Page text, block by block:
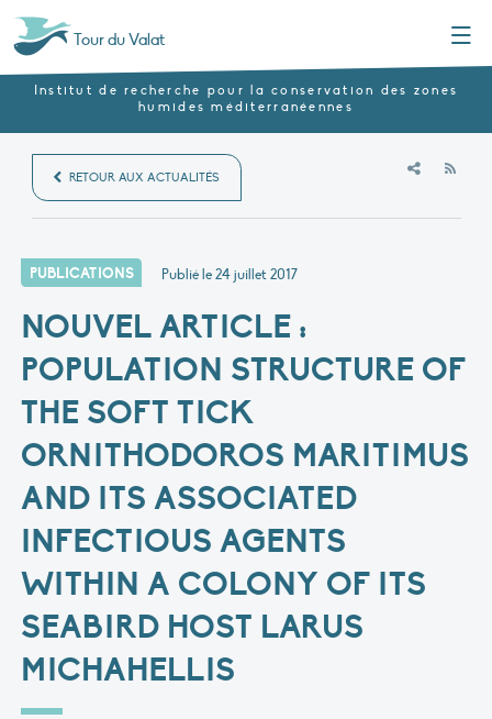
Tour du Valat
Institut de recherche pour la conservation des zones
humides méditerranéennes
RETOUR AUX ACTUALITÉS
PUBLICATIONS Publié le24 juillet 2017
NOUVEL ARTICLE :
POPULATION STRUCTURE OF
THE SOFT TICK
ORNITHODOROS MARITIMUS
AND ITS ASSOCIATED
INFECTIOUS AGENTS
WITHIN A COLONY OF ITS
SEABIRD HOST LARUS
MICHAHELLIS